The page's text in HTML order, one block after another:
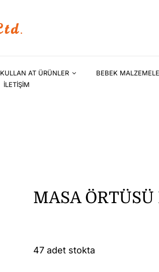
KULLAN AT ÜRÜNLER BEBEK
İLETİŞİM
MASA
47 adet stokta